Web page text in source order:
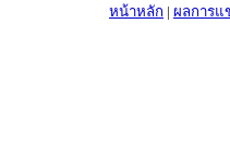
หน้าหลัก | ผลการแ